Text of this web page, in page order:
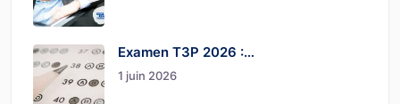
Examen T3P 2026 :…
1 juin 2026